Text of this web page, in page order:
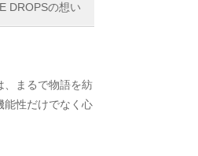
DROPSの想い
、まるで物語を紡
能性だけでなく心